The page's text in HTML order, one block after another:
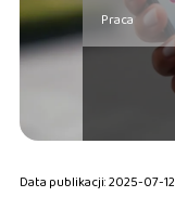
Praca
Data publikacji: 2025-07-12